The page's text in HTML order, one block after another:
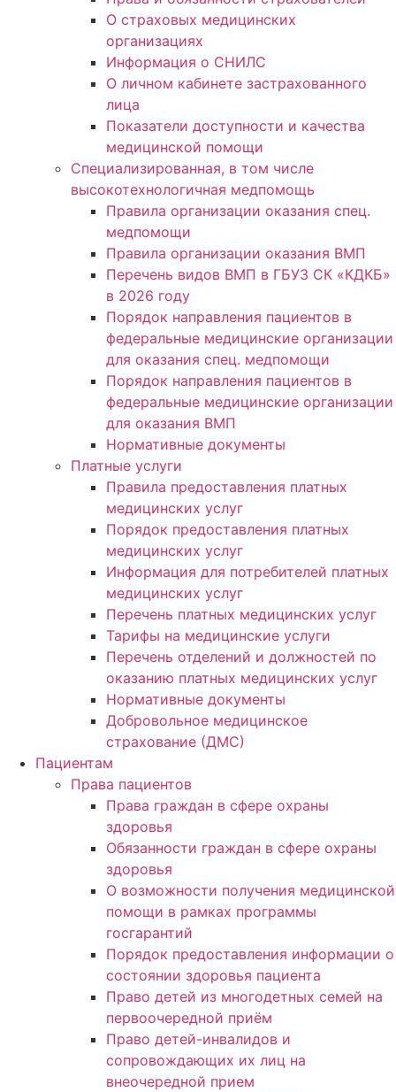
О страховых медицинских
организациях
Информация о СНИЛС
О личном кабинете застрахованного
лица
Показатели доступности и качества
медицинской помощи
Специализированная, в том числе
высокотехнологичная медпомощь
Правила организации оказания спец.
медпомощи
Правила организации оказания ВМП
Перечень видов ВМП в ГБУЗ СК «КДКБ»
в 2026 году
Порядок направления пациентов в
федеральные медицинские организации
для оказания спец. медпомощи
Порядок направления пациентов в
федеральные медицинские организации
для оказания ВМП
Нормативные документы
Платные услуги
Правила предоставления платных
медицинских услуг
Порядок предоставления платных
медицинских услуг
Информация для потребителей платных
медицинских услуг
Перечень платных медицинских услуг
Тарифы на медицинские услуги
Перечень отделений и должностей по
оказанию платных медицинских услуг
Нормативные документы
Добровольное медицинское
страхование (ДМС)
Пациентам
Права пациентов
Права граждан в сфере охраны
здоровья
Обязанности граждан в сфере охраны
здоровья
О возможности получения медицинской
помощи в рамках программы
госгарантий
Порядок предоставления информации о
состоянии здоровья пациента
Право детей из многодетных семей на
первоочередной приём
Право детей-инвалидов и
сопровождающих их лиц на
внеочередной прием